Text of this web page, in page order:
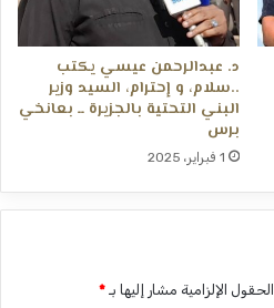
د. عبدالرحمن عيسي يكتب
..سلام، و إحترام، السيد وزير
البني التحتية بالجزيرة ــ بعانخي
برس
1 فبراير، 2025
الحقول الإلزامية مشار إليها بـ *